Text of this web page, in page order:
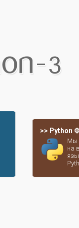
>> Python
Мы
на